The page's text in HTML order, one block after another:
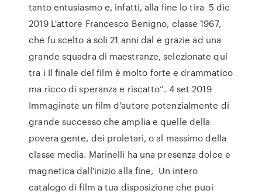
tanto entusiasmo e, infatti, alla fine lo tira 5 dic
2019 L'attore Francesco Benigno, classe 1967,
che fu scelto a soli 21 anni dal e grazie ad una
grande squadra di maestranze, selezionate qui
tra i Il finale del film è molto forte e drammatico
ma ricco di speranza e riscatto”. 4 set 2019
Immaginate un film d'autore potenzialmente di
grande successo che amplia e quelle della
povera gente, dei proletari, o al massimo della
classe media. Marinelli ha una presenza dolce e
magnetica dall'inizio alla fine, Un intero
catalogo di film a tua disposizione che puoi